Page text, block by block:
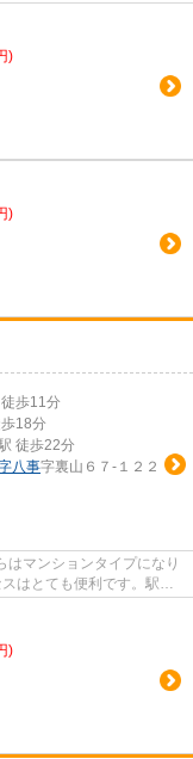
)
)
徒歩11分
歩18分
徒歩22分
八事字裏山６７-１２２
はマンションタイプになり
はとても便利です。駅か
)